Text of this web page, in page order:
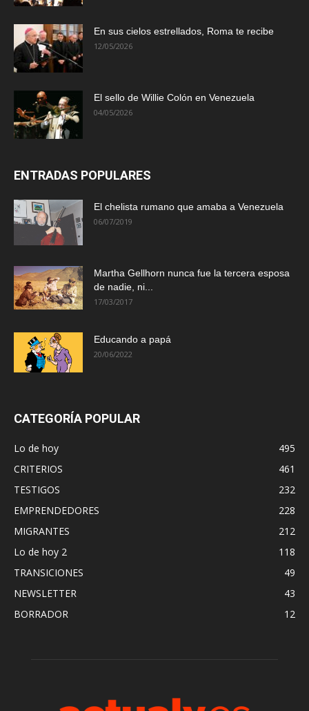
En sus cielos estrellados, Roma te recibe
12/05/2026
El sello de Willie Colón en Venezuela
04/05/2026
ENTRADAS POPULARES
El chelista rumano que amaba a Venezuela
06/07/2019
Martha Gellhorn nunca fue la tercera esposa
de nadie, ni...
17/03/2017
Educando a papá
20/06/2022
CATEGORÍA POPULAR
Lo de hoy
495
CRITERIOS
461
TESTIGOS
232
EMPRENDEDORES
228
MIGRANTES
212
Lo de hoy 2
118
TRANSICIONES
49
NEWSLETTER
43
BORRADOR
12